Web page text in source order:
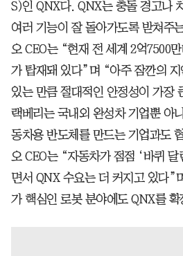
S)인 QNX다. QNX는 충돌 경고나
여러 기능이 잘 돌아가도록 받쳐주
오 CEO는 “현재 전 세계 2억7500
가 탑재돼 있다”며 “아주 잠깐의
있는 만큼 절대적인 안정성이 가장
랙베리는 국내외 완성차 기업뿐 아
동차용 반도체를 만드는 기업과도
오 CEO는 “자동차가 점점 ‘바퀴 달
면서 QNX 수요는 더 커지고 있다”
가 핵심인 로봇 분야에도 QNX를